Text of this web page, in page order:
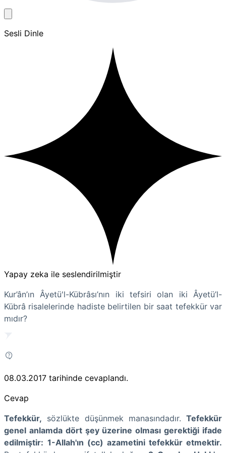
Sesli Dinle
Yapay zeka ile seslendirilmiştir
Kur’ân’ın Âyetü'l-Kübrâsı’nın iki tefsiri olan iki Âyetü’l-
Kübrâ risalelerinde hadiste belirtilen bir saat tefekkür var
mıdır?
08.03.2017 tarihinde cevaplandı.
Cevap
Tefekkür, sözlükte düşünmek manasındadır. Tefekkür
genel anlamda dört şey üzerine olması gerektiği ifade
edilmiştir: 1-Allah'ın (cc) azametini tefekkür etmektir.